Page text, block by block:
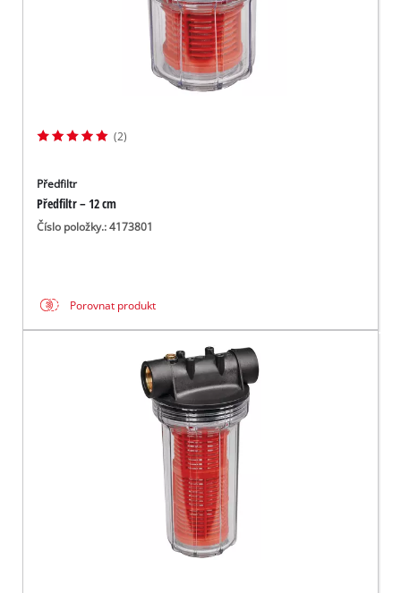
(2)
Předfiltr
Předfiltr – 12 cm
Číslo položky.: 4173801
Porovnat produkt